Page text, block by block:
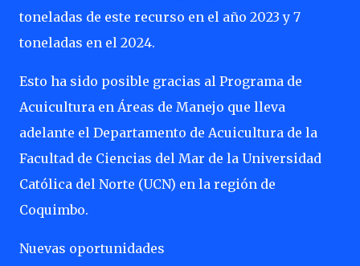
toneladas de este recurso en el año 2023 y 7
toneladas en el 2024.
Esto ha sido posible gracias al Programa de
Acuicultura en Áreas de Manejo que lleva
adelante el Departamento de Acuicultura de la
Facultad de Ciencias del Mar de la Universidad
Católica del Norte (UCN) en la región de
Coquimbo.
Nuevas oportunidades